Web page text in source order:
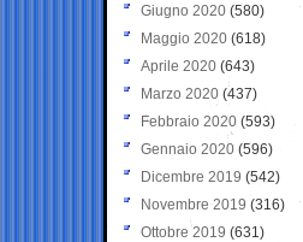
Giugno 2020 (580)
Maggio 2020 (618)
Aprile 2020 (643)
Marzo 2020 (437)
Febbraio 2020 (593)
Gennaio 2020 (596)
Dicembre 2019 (542)
Novembre 2019 (316)
Ottobre 2019 (631)